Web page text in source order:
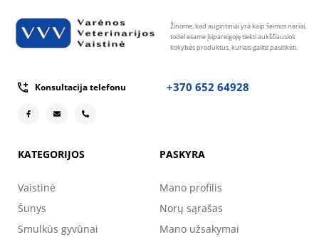
Žinome, kad augintiniai yra kaip šeimos nariai,
todėl esame įsipareigoję tiekti aukščiausios
kokybės produktus, kuriais galite pasitikėti.
Konsultacija telefonu +370 652 64928
KATEGORIJOS
Vaistinė
Šunys
Smulkūs gyvūnai
PASKYRA
Mano profilis
Norų sąrašas
Mano užsakymai